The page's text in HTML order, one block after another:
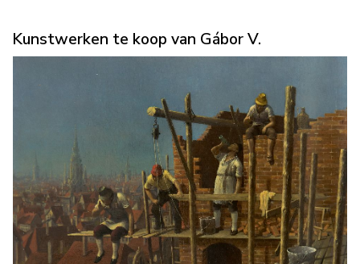
Kunstwerken te koop van Gábor V.